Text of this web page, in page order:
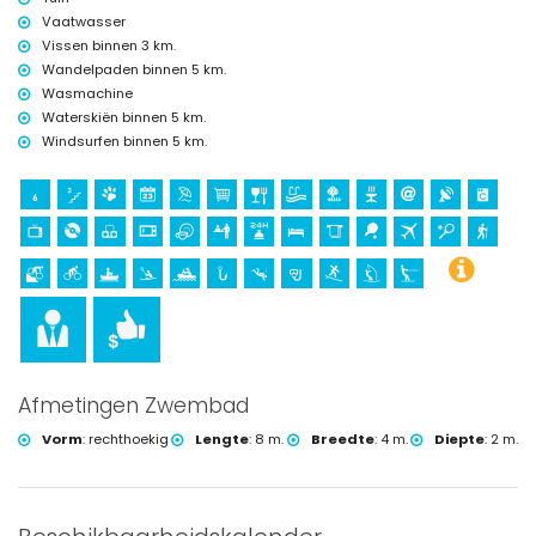
Vaatwasser
Vissen binnen 3 km.
Wandelpaden binnen 5 km.
Wasmachine
Waterskiën binnen 5 km.
Windsurfen binnen 5 km.
Afmetingen Zwembad
Vorm:rechthoekig Lengte: 8 m. Breedte: 4 m. Diepte: 2 m.